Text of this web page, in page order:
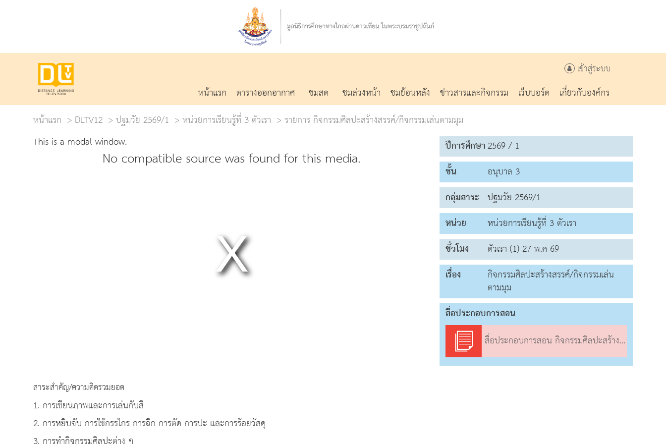
เข้าสู่ระบบ
หน้าแรก ตารางออกอากาศ ชมสด ชมล่วงหน้า ชมย้อนหลัง ข่าวสารและกิจกรรม เว็บบอร์ด
เกี่ยวกับองค์กร
หน้าแรก
DLTV12 ปฐมวัย 2569/1 หน่วยการเรียนรู้ที่ 3 ตัวเรา
รายการ กิจกรรมศิลปะสร้างสรรค์/กิจกรรมเล่นตามมุม
This is a modal window.
No compatible source was found for this media.
สาระสำคัญ/ความคิดรวมยอด
1. การเขียนภาพและการเล่นกับสี
2. การหยิบจับ การใช้กรรไกร การฉีก การตัด การปะ และการร้อยวัสดุ
ปีการศึกษา2569 / 1
ชั้น
อนุบาล 3
กลุ่มสาระ ปฐมวัย 2569/1
หน่วย
หน่วยการเรียนรู้ที่ 3 ตัวเรา
ชั่วโมง
ตัวเรา (1) 27 พ.ค 69
เรื่อง
กิจกรรมศิลปะสร้างสรรค์/กิจกรรมเล่น
ตามมุม
สื่อประกอบการสอน
สื่อประกอบการสอน กิจกรรมศิลปะสร้างสรรค์/กิจกรรมเล่นตามมุม